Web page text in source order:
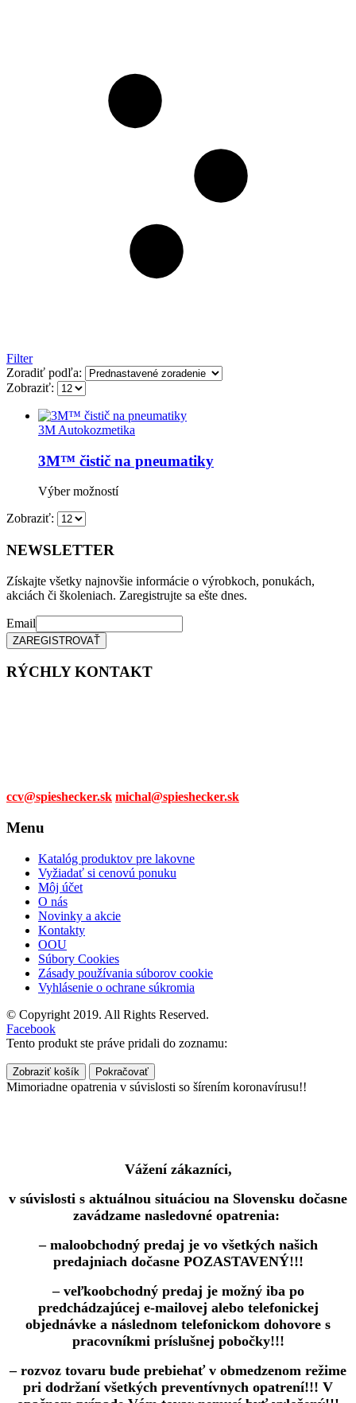
Filter
Zoradiť podľa:
Zobraziť:
3M Autokozmetika
3M™ čistič na pneumatiky
Výber možnostíTento
si
môžete
vybrať
na
stránke
Zobraziť:
NEWSLETTER
Získajte všetky najnovšie informácie o výrobkoch, ponukách,
akciách či školeniach. Zaregistrujte sa ešte dnes.
Email
RÝCHLY KONTAKT
ccv@spieshecker.sk michal@spieshecker.sk
Menu
Katalóg produktov pre lakovne
Vyžiadať si cenovú ponuku
Môj účet
O nás
Novinky a akcie
Kontakty
OOU
Súbory Cookies
Zásady používania súborov cookie
Vyhlásenie o ochrane súkromia
© Copyright 2019. All Rights Reserved.
Facebook
Tento produkt ste práve pridali do zoznamu:
Zobraziť košík Pokračovať
Mimoriadne opatrenia v súvislosti so šírením koronavírusu!!
Vážení zákazníci,
v súvislosti s aktuálnou situáciou na Slovensku dočasne
zavádzame nasledovné opatrenia:
– maloobchodný predaj je vo všetkých našich
predajniach dočasne POZASTAVENÝ!!!
– veľkoobchodný predaj je možný iba po
predchádzajúcej e-mailovej alebo telefonickej
objednávke a následnom telefonickom dohovore s
pracovníkmi príslušnej pobočky!!!
– rozvoz tovaru bude prebiehať v obmedzenom režime
pri dodržaní všetkých preventívnych opatrení!!! V